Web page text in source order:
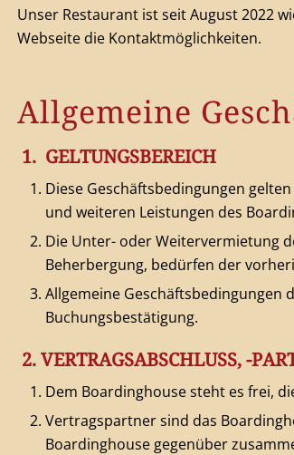
Unser Restaurant ist seit August 2022
Webseite die Kontaktmöglichkeiten.
Allgemeine
1. GELTUNGSBEREICH
Diese Geschäftsbedingungen
und weiteren Leistungen des
Die Unter- oder Weitervermietung
Beherbergung, bedürfen der
Allgemeine Geschäftsbedingungen
Buchungsbestätigung.
2. VERTRAGSABSCHLUSS, -
Dem Boardinghouse steht es frei,
Vertragspartner sind das
Boardinghouse gegenüber